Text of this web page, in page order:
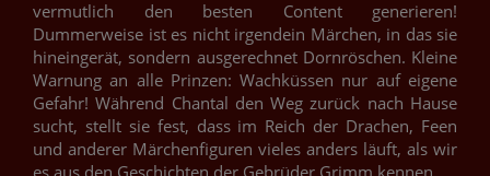
vermutlich den besten Content generieren!
Dummerweise ist es nicht irgendein Märchen, in das sie
hineingerät, sondern ausgerechnet Dornröschen. Kleine
Warnung an alle Prinzen: Wachküssen nur auf eigene
Gefahr! Während Chantal den Weg zurück nach Hause
sucht, stellt sie fest, dass im Reich der Drachen, Feen
und anderer Märchenfiguren vieles anders läuft, als wir